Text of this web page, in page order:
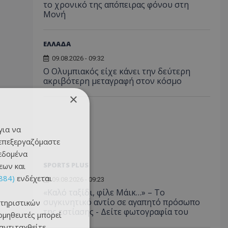
το χρονικό της απόπειρας φόνου στη
Μονή
ΕΛΛΑΔΑ
09.08.2026 - 09:32
Ο Ολυμπιακός είχε κάνει την δεύτερη
ακριβότερη μεταγραφή στον κόσμο
09.08.2026 - 09:23
«Καλό ταξίδι, φίλε Μάικ…» – Το
συγκινητικό αντίο σε αγαπητό πρόσωπο
της εστίασης - Δείτε φωτογραφία του
×
να
και
ενδέχεται
μπορεί